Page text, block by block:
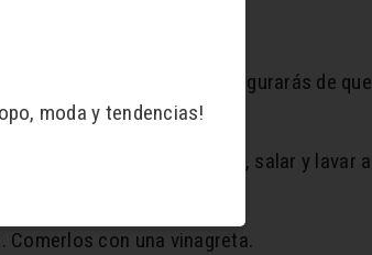
De este modo, te asegurarás de que
Para bajar su acidez, pelar, salar y lavar a
Comerlos con una vinagreta.
moda y tendencias!